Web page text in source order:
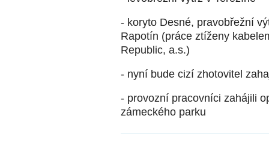
- koryto Desné, pravobřežní
Rapotín (práce ztíženy
Republic, a.s.)
- nyní bude cizí zhotovitel
- provozní pracovníci zahájili
zámeckého parku